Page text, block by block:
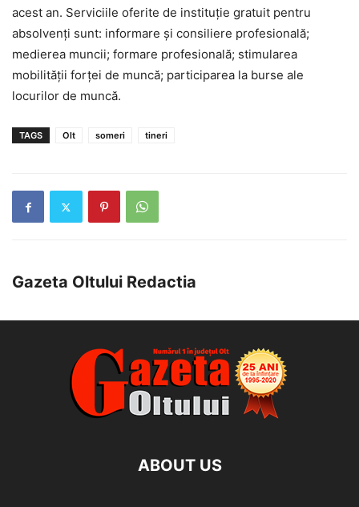
acest an. Serviciile oferite de instituţie gratuit pentru
absolvenţi sunt: informare şi consiliere profesională;
medierea muncii; formare profesională; stimularea
mobilităţii forţei de muncă; participarea la burse ale
locurilor de muncă.
TAGS Olt someri tineri
Gazeta Oltului Redactia
ABOUT US